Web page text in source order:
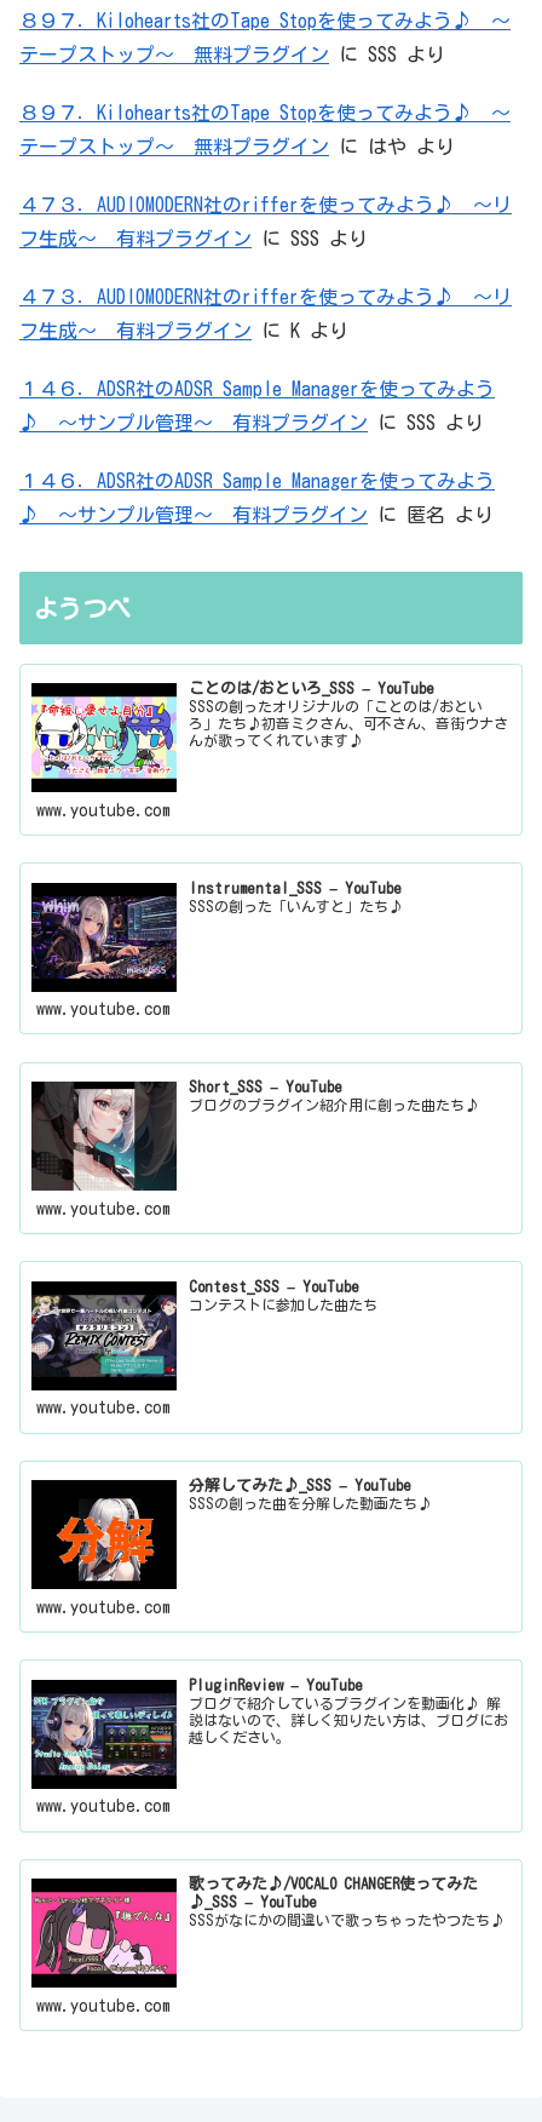
８９７．Kilohearts社のTape Stopを使ってみよう♪ ～
テープストップ～ 無料プラグイン に SSS より
８９７．Kilohearts社のTape Stopを使ってみよう♪ ～
テープストップ～ 無料プラグイン に はや より
４７３．AUDIOMODERN社のrifferを使ってみよう♪ ～リ
フ生成～ 有料プラグイン に SSS より
４７３．AUDIOMODERN社のrifferを使ってみよう♪ ～リ
フ生成～ 有料プラグイン に K より
１４６．ADSR社のADSR Sample Managerを使ってみよう
♪ ～サンプル管理～ 有料プラグイン に SSS より
１４６．ADSR社のADSR Sample Managerを使ってみよう
♪ ～サンプル管理～ 有料プラグイン に 匿名 より
ようつべ
ことのは/おといろ_SSS – YouTube
SSSの創ったオリジナルの「ことのは/おとい
ろ」たち♪初音ミクさん、可不さん、音街ウナさ
んが歌ってくれています♪
www.youtube.com
Instrumental_SSS – YouTube
SSSの創った「いんすと」たち♪
www.youtube.com
Short_SSS – YouTube
ブログのプラグイン紹介用に創った曲たち♪
www.youtube.com
Contest_SSS – YouTube
コンテストに参加した曲たち
www.youtube.com
分解してみた♪_SSS – YouTube
SSSの創った曲を分解した動画たち♪
www.youtube.com
PluginReview – YouTube
ブログで紹介しているプラグインを動画化♪ 解
説はないので、詳しく知りたい方は、ブログにお
越しください。
www.youtube.com
歌ってみた♪/VOCALO CHANGER使ってみた
♪_SSS – YouTube
SSSがなにかの間違いで歌っちゃったやつたち♪
www.youtube.com